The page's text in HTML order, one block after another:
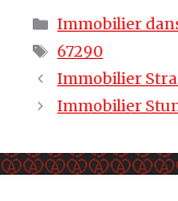
Catégories
Immobilier
Étiquettes
67290
Immobilier
Immobilier